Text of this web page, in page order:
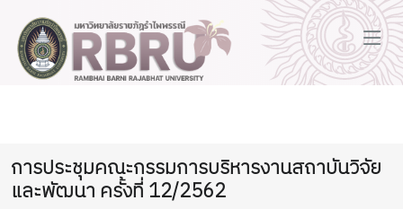
การประชุมคณะกรรมการบริหารงานสถาบันวิจัย
และพัฒนา ครั้งที่ 12/2562